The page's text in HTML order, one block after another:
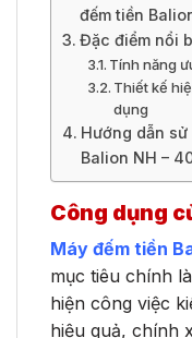
đếm tiền
Đặc điểm nổi
Tính năng
Thiết kế
dụng
Hướng dẫn sử
Balion NH –
Công dụng
Máy đếm tiền
mục tiêu chính
hiện công việc
hiệu quả, chính